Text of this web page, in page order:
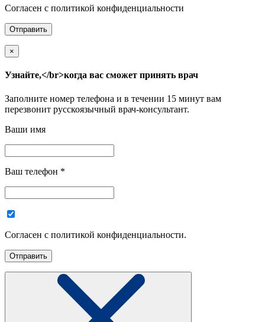
Согласен с политикой конфиденциальности
×
Узнайте,</br>когда вас сможет принять врач
Заполните номер телефона и в течении 15 минут вам
перезвонит русскоязычный врач-консультант.
Ваши имя
Ваш телефон *
Согласен с политикой конфиденциальности.